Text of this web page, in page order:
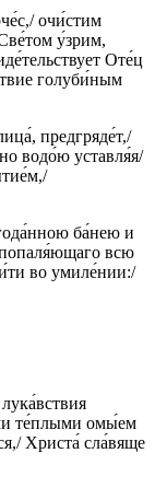
очи́стим
у́зрим,
Оте́ц
голуби́ным
предгряде́т,/
водо́ю уставля́я/
ба́нею и
всю
во умиле́нии:/
те́плыми омы́ем
Христа́ сла́вяще